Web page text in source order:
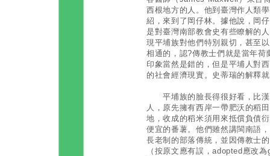
西根地方的人。他到臺灣作人類
紹，來到了岡仔林。據他說，岡
是對臺灣南部教會史有些瞭解的
現平埔族對他們特別親切，甚至
相通的，認?傳教士們就是當年
印象當然是錯的，但是平埔人對
的社會經濟現實。史蒂瑞的解釋
平埔族的臉長得很好看，比漢
人，原先擁有西岸一帶肥沃的稻
地，收成的稻米須用來抵償負債
便宜的番薯。他們雖然講閩南語
長老制的部落傳統，並因傳教士
（按原文應有誤，adopted應改